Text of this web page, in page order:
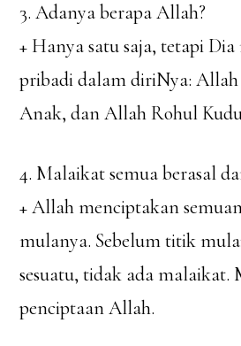
3. Adanya berapa Allah?
+ Hanya satu saja, tetapi
pribadi dalam diriNya:
Anak, dan Allah Rohul
4. Malaikat semua berasal
+ Allah menciptakan
mulanya. Sebelum titik
sesuatu, tidak ada malaikat.
penciptaan Allah.